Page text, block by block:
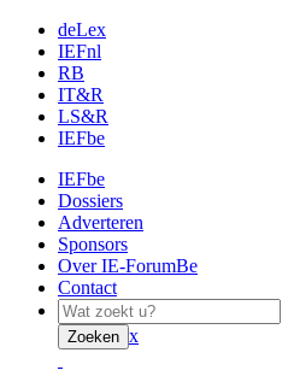
deLex
IEFnl
RB
IT&R
LS&R
IEFbe
IEFbe
Dossiers
Adverteren
Sponsors
Over IE-ForumBe
Contact
Zoeken x